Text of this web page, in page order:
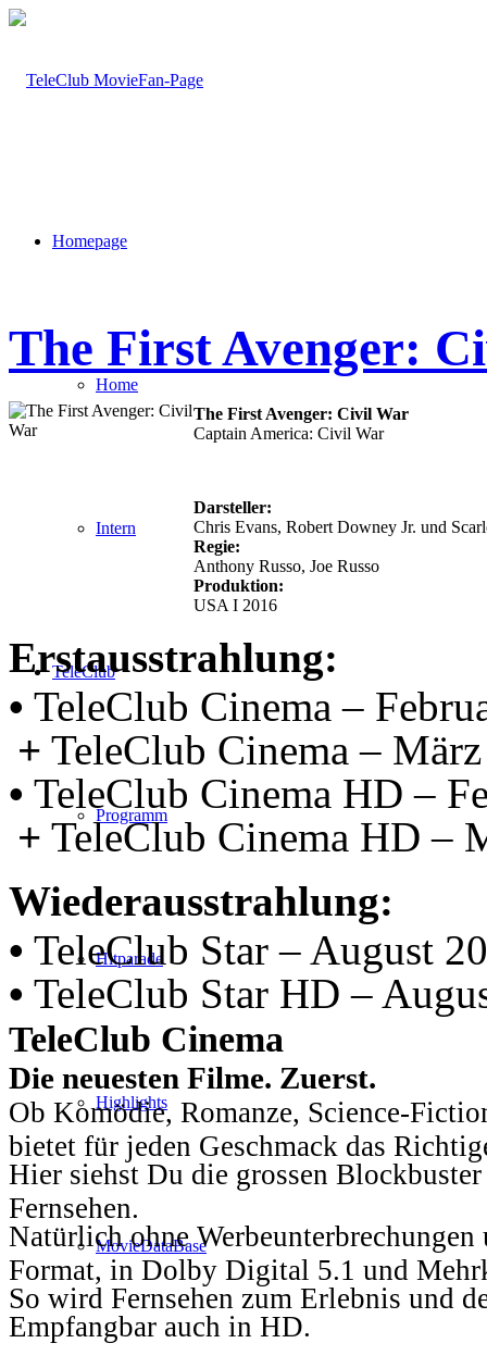
Homepage
Home
Intern
TeleClub
Programm
Hitparade
Highlights
MovieDataBase
The First Avenger:
The First Avenger: Civil War
Captain America: Civil War
Darsteller:
Chris Evans, Robert Downey Jr. und
Regie:
Anthony Russo, Joe Russo
Produktion:
USA I 2016
Erstausstrahlung:
• TeleClub Cinema –
+ TeleClub Cinema –
• TeleClub Cinema HD –
+ TeleClub Cinema HD –
Wiederausstrahlung:
• TeleClub Star – August
• TeleClub Star HD –
TeleClub Cinema
Die neuesten Filme. Zuerst.
Ob Komödie, Romanze, Science-
bietet für jeden Geschmack das
Hier siehst Du die grossen
Fernsehen.
Natürlich ohne
Format, in Dolby Digital 5.1 und
So wird Fernsehen zum Erlebnis und
Empfangbar auch in HD.